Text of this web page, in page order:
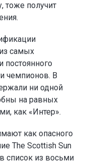
тоже получит
самых
постоянного
чемпионов. В
ни одной
на равных
как «Интер».
как опасного
The Scottish Sun
список из восьми